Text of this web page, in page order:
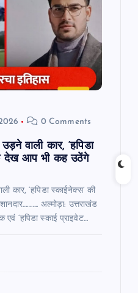
0 Comments
वाली कार, ‘हपिडा
देख आप भी कह उठेंगे
कार, ‘हपिडा स्काईनेक्स’ की
अल्मोड़ा: उत्तराखंड
एवं ‘हपिडा स्काई प्राइवेट…